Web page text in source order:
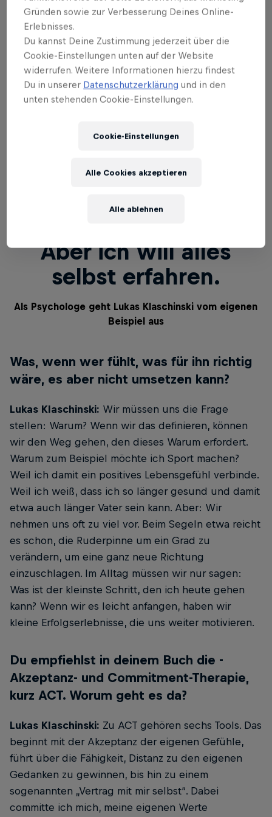
ausgelöscht, dieses Nichts hat mich mit all jenen
Gefühlen und Erinnerungen konfrontiert, die zuvor
noch wie in einer Schublade geschlummert hatten.
In dieser Situation absoluter Stille bin ich dem
Tiefsten in mir begegnet – und habe so den Weg
zurück zu meinen Emotionen gefunden. Und genau
die sagen mir, was im Leben richtig und was nicht
Und wenn du daran keine Anbindung mehr hast,
Aber ich will alles
selbst erfahren.
Als Psychologe geht Lukas Klaschinski vom eigenen
Beispiel aus
Was, wenn wer fühlt, was für ihn richtig
wäre, es aber nicht umsetzen kann?
Lukas Klaschinski: Wir müssen uns die Frage
stellen: Warum? Wenn wir das definieren, können
wir den Weg gehen, den dieses Warum erfordert.
Warum zum Beispiel möchte ich Sport machen?
Weil ich damit ein positives Lebensgefühl verbinde.
Weil ich weiß, dass ich so länger gesund und damit
etwa auch länger Vater sein kann. Aber: Wir
nehmen uns oft zu viel vor. Beim Segeln etwa reicht
es schon, die Ruderpinne um ein Grad zu
verändern, um eine ganz neue Richtung
einzuschlagen. Im Alltag müssen wir nur sagen:
Was ist der kleinste Schritt, den ich heute gehen
kann? Wenn wir es leicht anfangen, haben wir
kleine Erfolgserlebnisse, die uns weiter motivieren.
Du empfiehlst in deinem Buch die ­
Akzeptanz- und Commitment-Therapie,
kurz ACT. Worum geht es da?
Lukas Klaschinski: Zu ACT gehören sechs Tools. Das
beginnt mit der Akzeptanz der eigenen Gefühle,
führt über die Fähigkeit, Distanz zu den eigenen
Gedanken zu gewinnen, bis hin zu einem
sogenannten „Vertrag mit mir selbst“. Dabei
committe ich mich, meine eigenen Werte
Gründen sowie zur Verbesserung Deines Online-
Erlebnisses.
Du kannst Deine Zustimmung jederzeit über die
Cookie-Einstellungen unten auf der Website
widerrufen. Weitere Informationen hierzu findest
Du in unserer Datenschutzerklärung und in den
unten stehenden Cookie-Einstellungen.
Cookie-Einstellungen
Alle ablehnen
Alle Cookies akzeptieren